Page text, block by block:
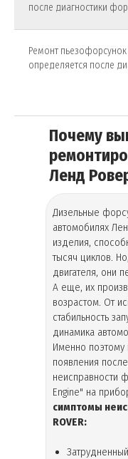
после диагностики
Ремонт
определяется после
Почему
Ленд
Дизельные
автомобилях
изделия,
тысяч циклов.
двигателя, они
А еще, их
возрастом. От
стабильность
динамика
Именно поэтому
появления
неисправности
Engine" на
симптомы
ROVER: